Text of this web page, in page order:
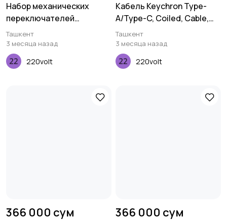
Набор механических
переключателей
Keychron Gateron Cap, V2
Milky, Brown, 110 pcs
Ташкент
3 месяца назад
220volt
Кабель Keychron Type-
A/Type-C, Coiled, Cable,
Grey
Ташкент
3 месяца назад
220volt
366 000 сум 366 000 сум